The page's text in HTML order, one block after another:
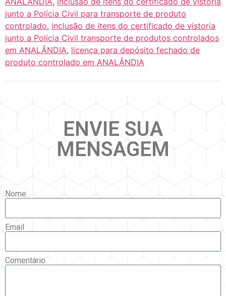
junto a Polícia Civil para transporte de produto
controlado, inclusão de itens do certificado de vistoria
junto a Polícia Civil transporte de produtos controlados
em ANALÂNDIA, licença para depósito fechado de
produto controlado em ANALÂNDIA
ENVIE SUA
MENSAGEM
Nome
Email
Comentário